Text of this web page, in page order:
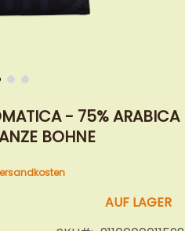
- 75% ARABICA
BOHNE
AUF LAGER